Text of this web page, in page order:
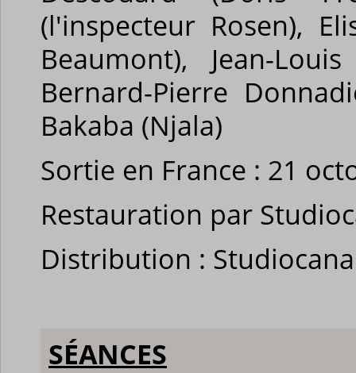
(l'inspecteur Rosen),
Beaumont), Jean-
Bernard-Pierre
Bakaba (Njala)
Sortie en France : 21
Restauration par
Distribution :
SÉANCES